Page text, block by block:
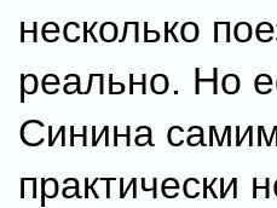
несколько
реально. Но
Синина
практически